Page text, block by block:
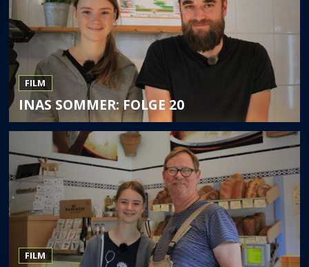
FILM
INAS SOMMER: FOLGE 20
FILM